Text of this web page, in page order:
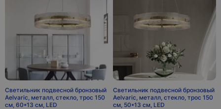
Светильник подвесной бронзовый
Aelvaric, металл, стекло, трос 150
см, 60*13 см, LED
Светильник подвесной бронзовый
Aelvaric, металл, стекло, трос 150
см, 50*13 см, LED